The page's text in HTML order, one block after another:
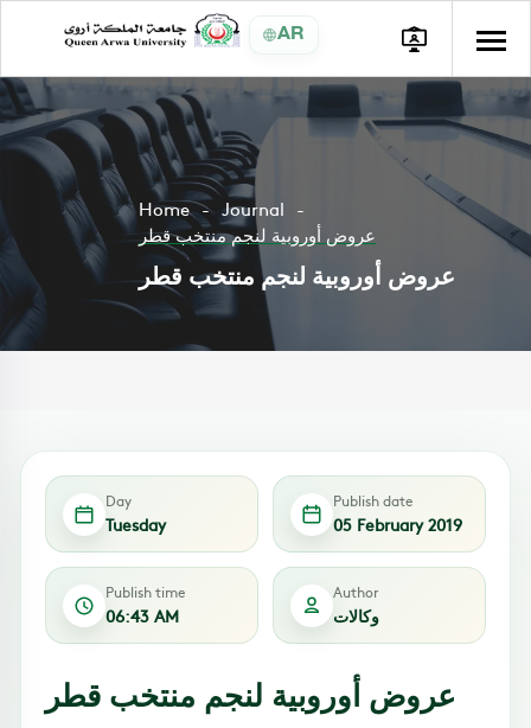
AR
Home
Journal
عروض أوروبية لنجم منتخب قطر
عروض أوروبية لنجم منتخب قطر
Day
Tuesday
Publish date
05 February 2019
Publish time
06:43 AM
Author
وكالات
عروض أوروبية لنجم منتخب قطر